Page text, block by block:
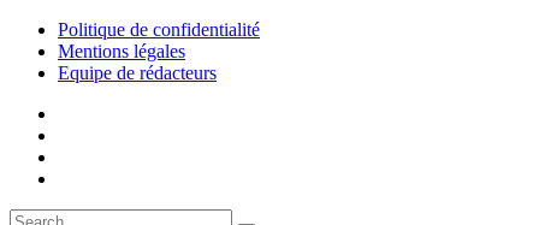
Politique de confidentialité
Mentions légales
Equipe de rédacteurs